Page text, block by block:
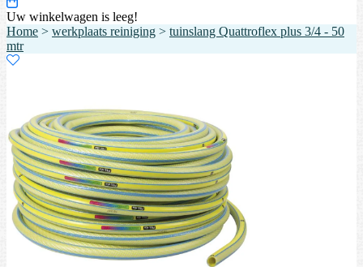
Uw winkelwagen is leeg!
Home > werkplaats reiniging > tuinslang Quattroflex plus 3/4 - 50
mtr